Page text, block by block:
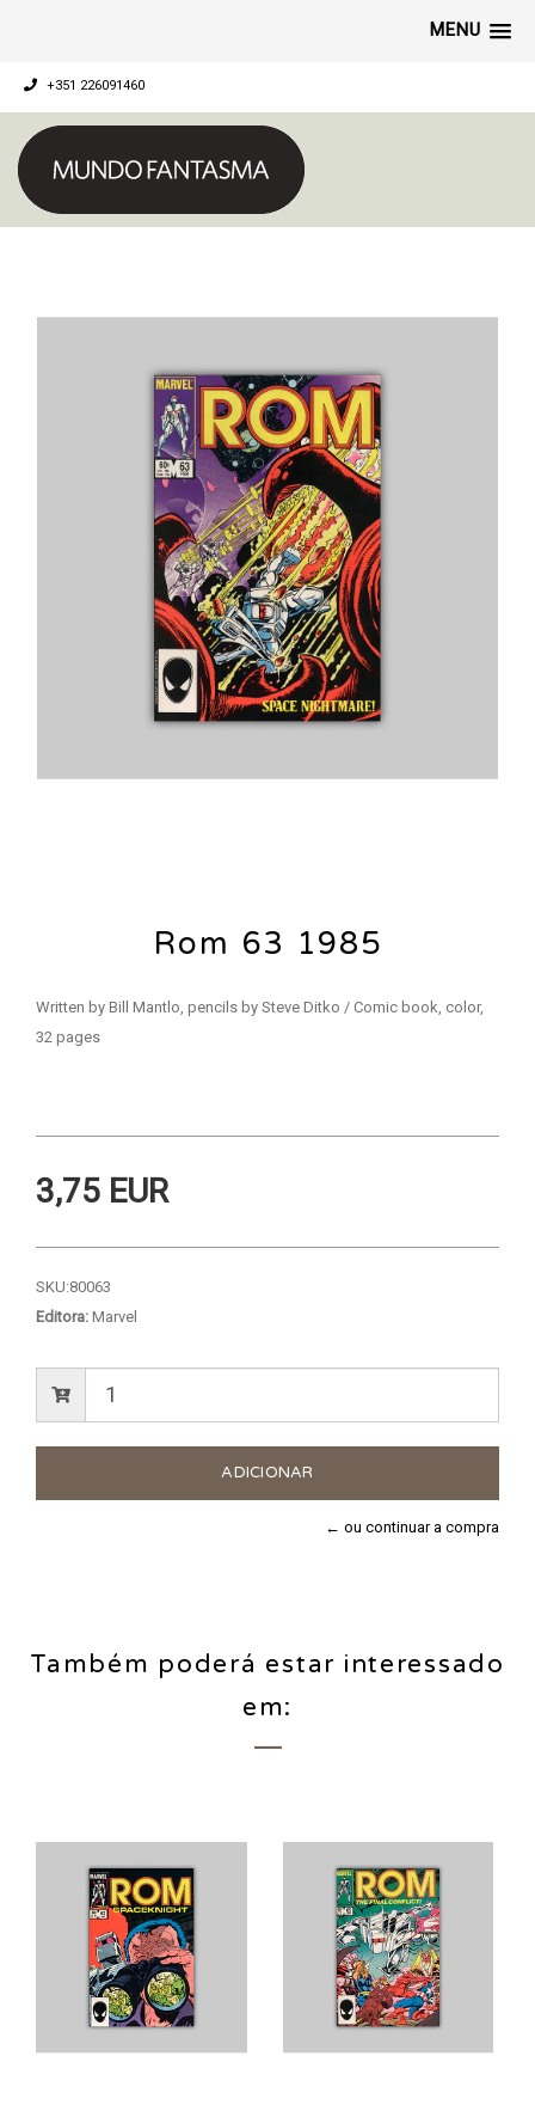
MENU
+351 226091460
Rom 63 1985
Written by Bill Mantlo, pencils by Steve Ditko / Comic book, color,
32 pages
3,75 EUR
SKU:80063
Editora: Marvel
← ou continuar a compra
Também poderá estar interessado
em: